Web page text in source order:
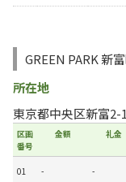
GREEN PARK 新
所在地
東京都中央区新富2-
区画
番号
金額 礼金
01 - -